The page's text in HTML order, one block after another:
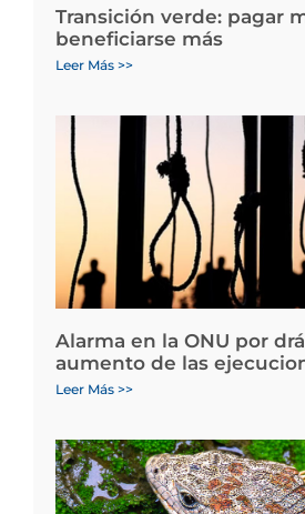
Transición verde: pagar
beneficiarse más
Leer Más >>
Alarma en la ONU por
aumento de las
Leer Más >>